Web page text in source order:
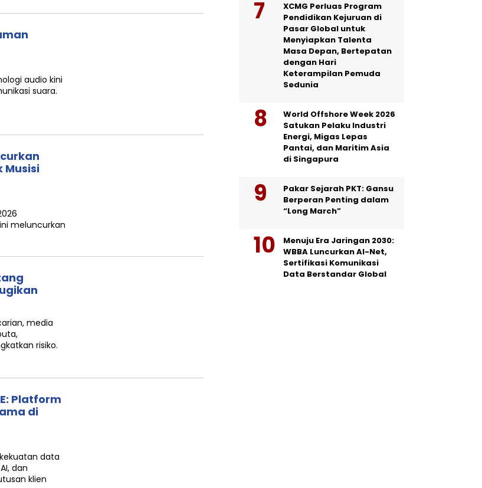
audio kini
suara.
Musisi
meluncurkan
media
risiko.
Platform
di
data
dan
klien
XCMG Perluas Program
Pendidikan Kejuruan di
Pasar Global untuk
Menyiapkan Talenta
Masa Depan, Bertepatan
dengan Hari
Keterampilan Pemuda
Sedunia
World Offshore Week 2026
Satukan Pelaku Industri
Energi, Migas Lepas
Pantai, dan Maritim Asia
di Singapura
Pakar Sejarah PKT: Gansu
Berperan Penting dalam
“Long March”
Menuju Era Jaringan 2030:
WBBA Luncurkan AI-Net,
Sertifikasi Komunikasi
Data Berstandar Global